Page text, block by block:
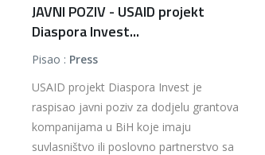
JAVNI POZIV - USAID projekt
Diaspora Invest...
Pisao : Press
USAID projekt Diaspora Invest je
raspisao javni poziv za dodjelu grantova
kompanijama u BiH koje imaju
suvlasništvo ili poslovno partnerstvo sa